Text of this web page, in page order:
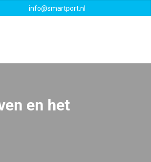
info@smartport.nl
en het